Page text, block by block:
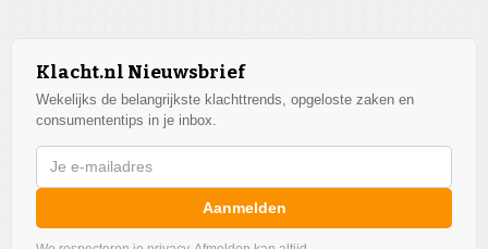
Klacht.nl Nieuwsbrief
Wekelijks de belangrijkste klachttrends, opgeloste zaken en
consumententips in je inbox.
Aanmelden